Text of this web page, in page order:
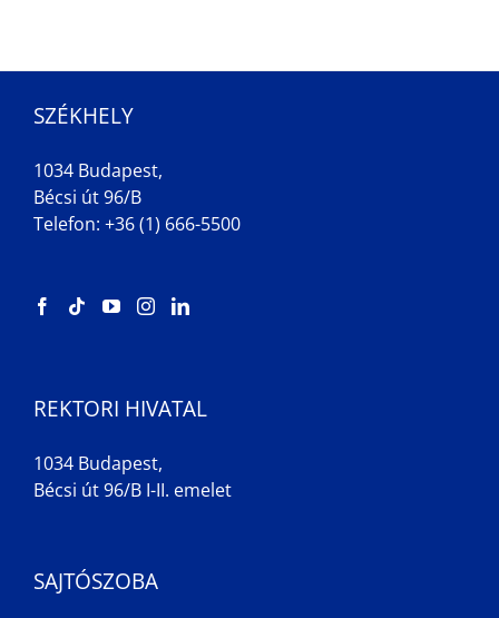
SZÉKHELY
1034 Budapest,
Bécsi út 96/B
Telefon: +36 (1) 666-5500
REKTORI HIVATAL
1034 Budapest,
Bécsi út 96/B I-II. emelet
SAJTÓSZOBA